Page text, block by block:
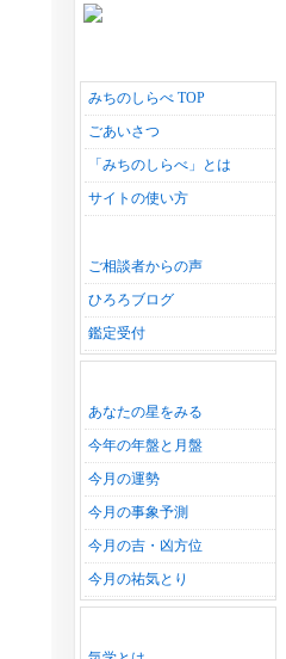
みちのしらべ TOP
ごあいさつ
「みちのしらべ」とは
サイトの使い方
ご相談者からの声
ひろろブログ
鑑定受付
あなたの星をみる
今年の年盤と月盤
今月の運勢
今月の事象予測
今月の吉・凶方位
今月の祐気とり